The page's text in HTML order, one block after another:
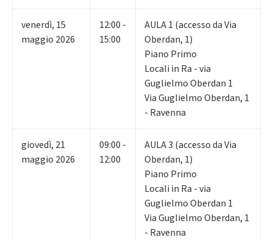
venerdì, 15
maggio 2026
12:00 -
15:00
AULA 1 (accesso da Via
Oberdan, 1)
Piano Primo
Locali in Ra - via
Guglielmo Oberdan 1
Via Guglielmo Oberdan, 1
- Ravenna
giovedì, 21
maggio 2026
09:00 -
12:00
AULA 3 (accesso da Via
Oberdan, 1)
Piano Primo
Locali in Ra - via
Guglielmo Oberdan 1
Via Guglielmo Oberdan, 1
- Ravenna